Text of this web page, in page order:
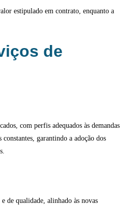
estipulado em contrato, enquanto a
de
com perfis adequados às demandas
garantindo a adoção dos
de qualidade, alinhado às novas